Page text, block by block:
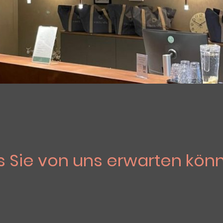
Sie von uns erwarten